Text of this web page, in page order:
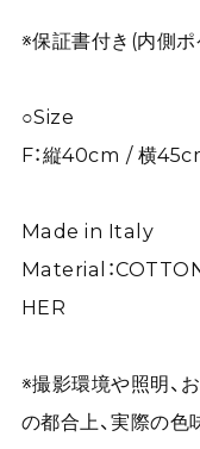
※保証書付き(内側
○Size
F：縦40cm / 横
Made in Italy
Material：
HER
※撮影環境や照明、
の都合上、実際の色